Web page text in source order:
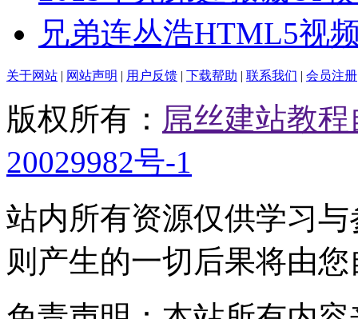
兄弟连丛浩HTML5视
关于网站 | 网站声明 | 用户反馈 | 下载帮助 | 联系我们 | 会员注册
版权所有： 屌丝建站教
20029982号-1
站内所有资源仅供学习
则产生的一切后果将由